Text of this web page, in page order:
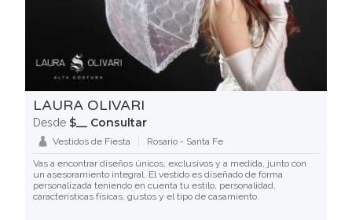
LAURA OLIVARI
Desde $__ Consultar
Vestidos de Fiesta
Rosario - Santa Fe
Vas a encontrar diseños únicos, exclusivos y a medida, junto con
un asesoramiento integral. El vestido es diseñado de forma
personalizada teniendo en cuenta tu estilo, personalidad,
características físicas, gustos y el tipo de casamiento.